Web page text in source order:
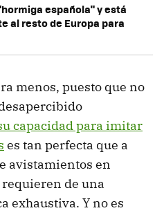
española" y está
al resto de Europa para
menos, puesto que no
capacidad para imitar
es tan perfecta que a
avistamientos en
de una
exhaustiva. Y no es